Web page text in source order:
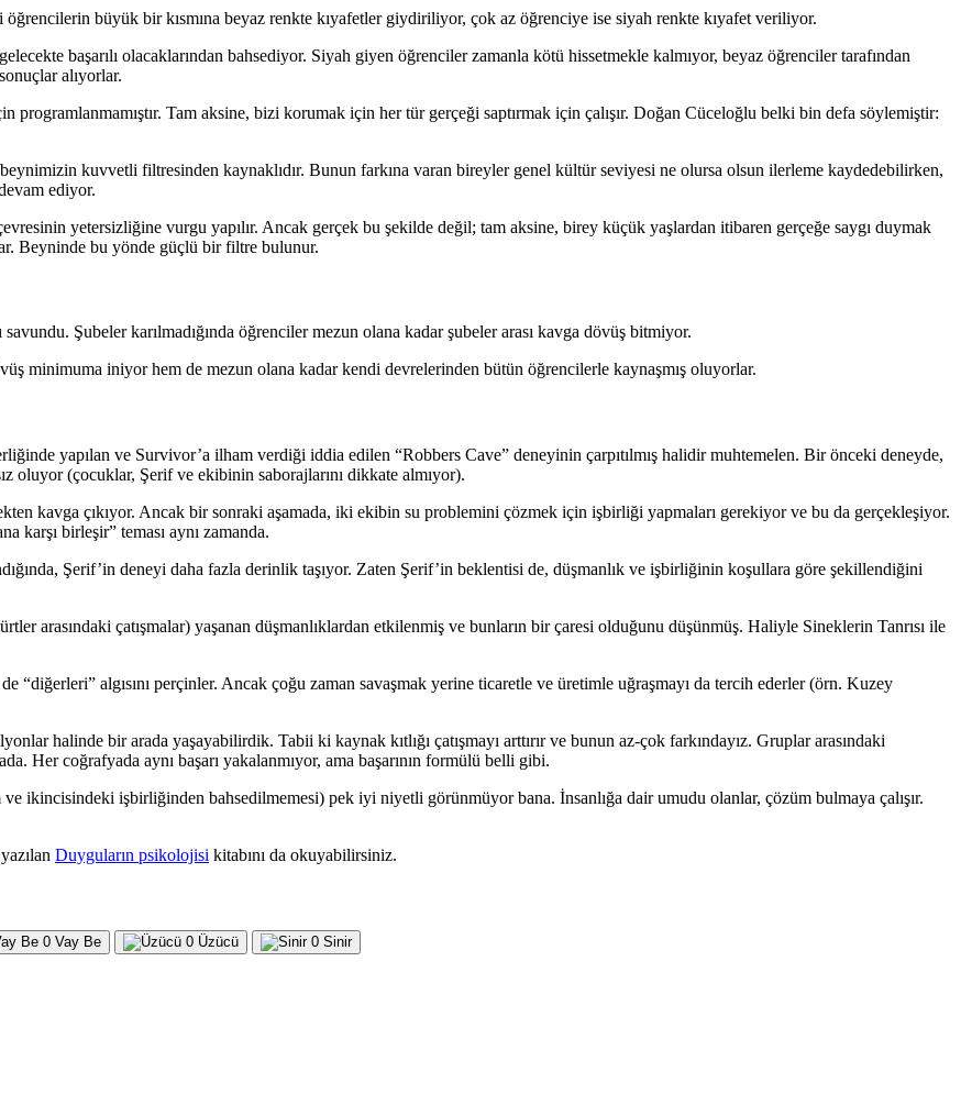
öğrencilerin büyük bir kısmına beyaz renkte kıyafetler giydiriliyor, çok az öğrenciye ise siyah renkte kıyafet veriliyor.
başarılı olacaklarından bahsediyor. Siyah giyen öğrenciler zamanla kötü hissetmekle kalmıyor, beyaz öğrenciler tarafından
alıyorlar.
programlanmamıştır. Tam aksine, bizi korumak için her tür gerçeği saptırmak için çalışır. Doğan Cüceloğlu belki bin defa söylemiştir:
kuvvetli filtresinden kaynaklıdır. Bunun farkına varan bireyler genel kültür seviyesi ne olursa olsun ilerleme kaydedebilirken,
ediyor.
yetersizliğine vurgu yapılır. Ancak gerçek bu şekilde değil; tam aksine, birey küçük yaşlardan itibaren gerçeğe saygı duymak
Beyninde bu yönde güçlü bir filtre bulunur.
Şubeler karılmadığında öğrenciler mezun olana kadar şubeler arası kavga dövüş bitmiyor.
minimuma iniyor hem de mezun olana kadar kendi devrelerinden bütün öğrencilerle kaynaşmış oluyorlar.
yapılan ve Survivor’a ilham verdiği iddia edilen “Robbers Cave” deneyinin çarpıtılmış halidir muhtemelen. Bir önceki deneyde,
oluyor (çocuklar, Şerif ve ekibinin saborajlarını dikkate almıyor).
kavga çıkıyor. Ancak bir sonraki aşamada, iki ekibin su problemini çözmek için işbirliği yapmaları gerekiyor ve bu da gerçekleşiyor.
birleşir” teması aynı zamanda.
Şerif’in deneyi daha fazla derinlik taşıyor. Zaten Şerif’in beklentisi de, düşmanlık ve işbirliğinin koşullara göre şekillendiğini
arasındaki çatışmalar) yaşanan düşmanlıklardan etkilenmiş ve bunların bir çaresi olduğunu düşünmüş. Haliyle Sineklerin Tanrısı ile
“diğerleri” algısını perçinler. Ancak çoğu zaman savaşmak yerine ticaretle ve üretimle uğraşmayı da tercih ederler (örn. Kuzey
halinde bir arada yaşayabilirdik. Tabii ki kaynak kıtlığı çatışmayı arttırır ve bunun az-çok farkındayız. Gruplar arasındaki
Her coğrafyada aynı başarı yakalanmıyor, ama başarının formülü belli gibi.
ve ikincisindeki işbirliğinden bahsedilmemesi) pek iyi niyetli görünmüyor bana. İnsanlığa dair umudu olanlar, çözüm bulmaya çalışır.
Duyguların psikolojisi kitabını da okuyabilirsiniz.
0 Vay Be 0 Üzücü 0 Sinir